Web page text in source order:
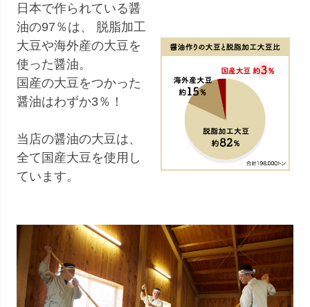
日本で作られている醤
油の97％は、 脱脂加工
大豆や海外産の大豆を
使った醤油。
国産の大豆をつかった
醤油はわずか3％！
当店の醤油の大豆は、
全て国産大豆を使用し
ています。